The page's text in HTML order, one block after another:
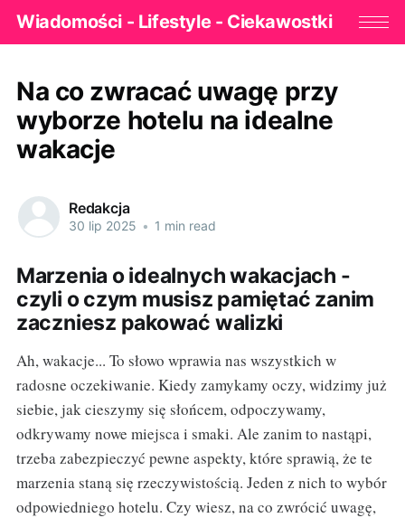
Wiadomości - Lifestyle - Ciekawostki
Na co zwracać uwagę przy
wyborze hotelu na idealne
wakacje
Redakcja
30 lip 2025 • 1 min read
Marzenia o idealnych wakacjach -
czyli o czym musisz pamiętać zanim
zaczniesz pakować walizki
Ah, wakacje... To słowo wprawia nas wszystkich w
radosne oczekiwanie. Kiedy zamykamy oczy, widzimy już
siebie, jak cieszymy się słońcem, odpoczywamy,
odkrywamy nowe miejsca i smaki. Ale zanim to nastąpi,
trzeba zabezpieczyć pewne aspekty, które sprawią, że te
marzenia staną się rzeczywistością. Jeden z nich to wybór
odpowiedniego hotelu. Czy wiesz, na co zwrócić uwagę,